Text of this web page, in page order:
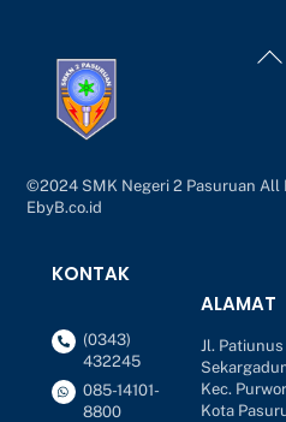
To
©2024 SMK Negeri 2 Pasuruan All
EbyB.co.id
KONTAK
(0343)
432245
085-14101-
8800
ALAMAT
Jl. Patiunus
Kec.
Kota